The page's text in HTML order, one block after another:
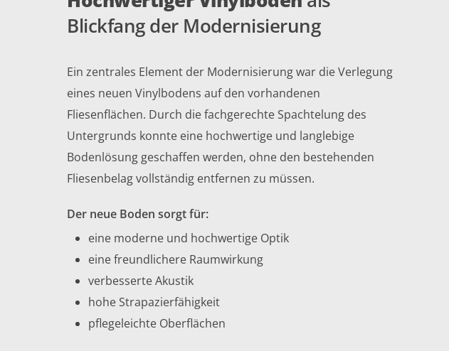
Blickfang der Modernisierung
Ein zentrales Element der Modernisierung war die Verlegung
eines neuen Vinylbodens auf den vorhandenen
Fliesenflächen. Durch die fachgerechte Spachtelung des
Untergrunds konnte eine hochwertige und langlebige
Bodenlösung geschaffen werden, ohne den bestehenden
Fliesenbelag vollständig entfernen zu müssen.
Der neue Boden sorgt für:
eine moderne und hochwertige Optik
eine freundlichere Raumwirkung
verbesserte Akustik
hohe Strapazierfähigkeit
pflegeleichte Oberflächen